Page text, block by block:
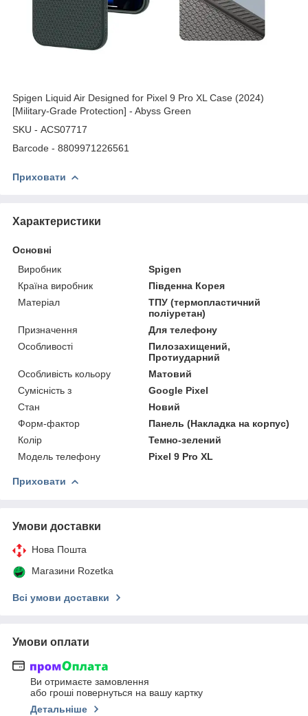
Spigen Liquid Air Designed for Pixel 9 Pro XL Case (2024)
[Military-Grade Protection] - Abyss Green
SKU - ACS07717
Barcode - 8809971226561
Приховати
Характеристики
Основні
Виробник
Spigen
Країна виробник
Південна Корея
Матеріал
ТПУ (термопластичний
поліуретан)
Призначення
Для телефону
Особливості
Пилозахищений,
Протиударний
Особливість кольору
Матовий
Сумісність з
Google Pixel
Стан
Новий
Форм-фактор
Панель (Накладка на корпус)
Колір
Темно-зелений
Модель телефону
Pixel 9 Pro XL
Приховати
Умови доставки
Нова Пошта
Магазини Rozetka
Всі умови доставки
Умови оплати
Ви отримаєте замовлення
або гроші повернуться на вашу картку
Детальніше